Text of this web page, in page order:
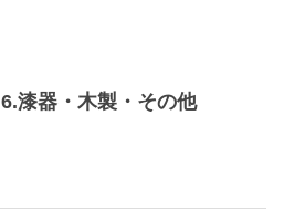
6.漆器・木製・その他